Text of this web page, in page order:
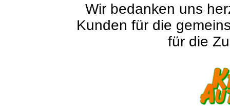
Wir bedanken uns
Kunden für die
für die